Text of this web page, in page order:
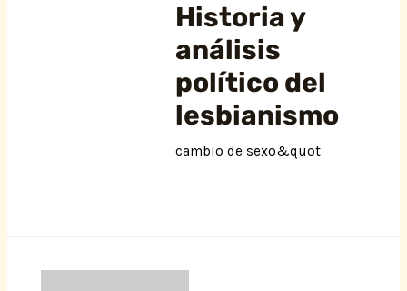
Historia y
análisis
político del
lesbianismo
cambio de sexo&quot